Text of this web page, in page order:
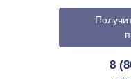
8